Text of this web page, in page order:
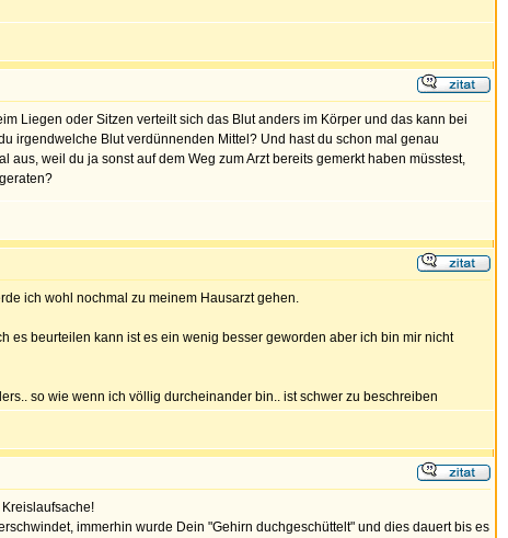
Liegen oder Sitzen verteilt sich das Blut anders im Körper und das kann bei
irgendwelche Blut verdünnenden Mittel? Und hast du schon mal genau
weil du ja sonst auf dem Weg zum Arzt bereits gemerkt haben müsstest,
ich wohl nochmal zu meinem Hausarzt gehen.
es beurteilen kann ist es ein wenig besser geworden aber ich bin mir nicht
so wie wenn ich völlig durcheinander bin.. ist schwer zu beschreiben
immerhin wurde Dein "Gehirn duchgeschüttelt" und dies dauert bis es